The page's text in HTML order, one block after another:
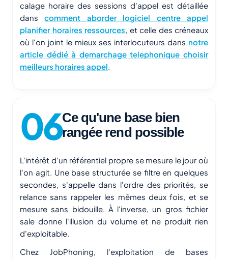
calage horaire des sessions d'appel est détaillée
danscomment aborder logiciel centre appel
planifier horaires ressources, et celle des créneaux
où l'on joint le mieux ses interlocuteurs dans notre
article dédié à demarchage telephonique choisir
meilleurs horaires appel.
Ce qu'une base bien
rangée rend possible
L'intérêt d'un référentiel propre se mesure le jour où
l'on agit. Une base structurée se filtre en quelques
secondes, s'appelle dans l'ordre des priorités, se
relance sans rappeler les mêmes deux fois, et se
mesure sans bidouille. À l'inverse, un gros fichier
sale donne l'illusion du volume et ne produit rien
d'exploitable.
Chez JobPhoning, l'exploitation de bases